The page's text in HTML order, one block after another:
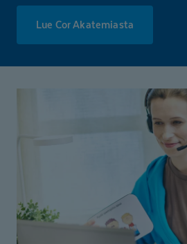
Lue Cor Akatemiasta